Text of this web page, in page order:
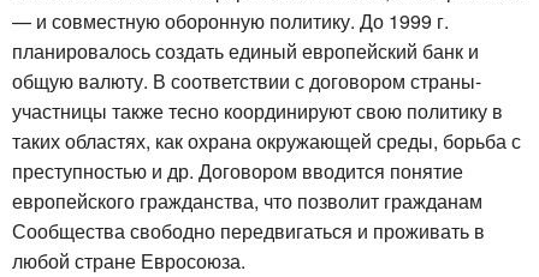
— и совместную оборонную политику. До 1999 г.
планировалось создать единый европейский банк и
общую валюту. В соответствии с договором страны-
участницы также тесно координируют свою политику в
таких областях, как охрана окружающей среды, борьба с
преступностью и др. Договором вводится понятие
европейского гражданства, что позволит гражданам
Сообщества свободно передвигаться и проживать в
любой стране Евросоюза.